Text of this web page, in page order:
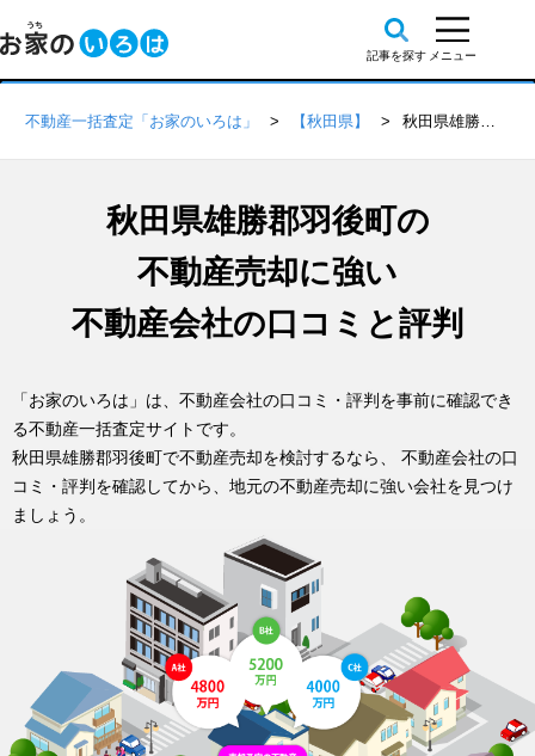
不動産一括査定「お家のいろは」 【秋田県】 秋田県雄勝郡羽後町の不動産会社 口コミ・評判一覧
秋田県雄勝郡羽後町の
不動産売却に強い
不動産会社の口コミと評判
「お家のいろは」は、不動産会社の口コミ・評判を事前に確認でき
る不動産一括査定サイトです。
秋田県雄勝郡羽後町で不動産売却を検討するなら、 不動産会社の口
コミ・評判を確認してから、地元の不動産売却に強い会社を見つけ
ましょう。